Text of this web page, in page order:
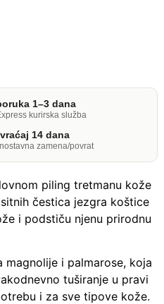
1–3 dana
kurirska služba
14 dana
zamena/povrat
piling tretmanu kože
čestica jezgra koštice
i podstiču njenu prirodnu
i palmarose, koja
tuširanje u pravi
i za sve tipove kože.